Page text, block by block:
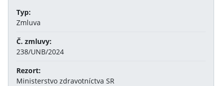
Typ:
Zmluva
Č. zmluvy:
238/UNB/2024
Rezort:
Ministerstvo zdravotníctva SR